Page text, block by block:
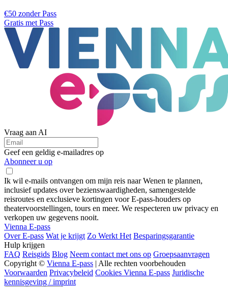
€50 zonder Pass
Gratis met Pass
Vraag aan AI
Geef een geldig e-mailadres op
Abonneer u op
Ik wil e-mails ontvangen om mijn reis naar Wenen te plannen,
inclusief updates over bezienswaardigheden, samengestelde
reisroutes en exclusieve kortingen voor E-pass-houders op
theatervoorstellingen, tours en meer. We respecteren uw privacy en
verkopen uw gegevens nooit.
Vienna E-pass
Over E-pass Wat je krijgt Zo Werkt Het Besparingsgarantie
Hulp krijgen
FAQ Reisgids Blog Neem contact met ons op Groepsaanvragen
Copyright © Vienna E-pass | Alle rechten voorbehouden
Voorwaarden Privacybeleid Cookies Vienna E-pass Juridische
kennisgeving / imprint